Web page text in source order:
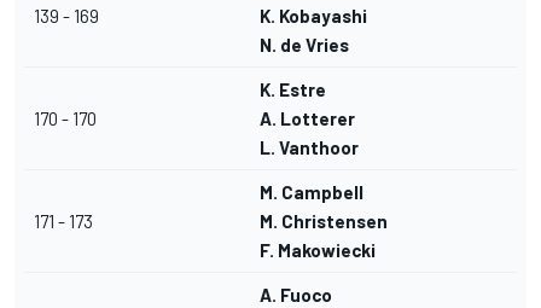
139 - 169
K. Kobayashi
N. de Vries
170 - 170
K. Estre
A. Lotterer
L. Vanthoor
171 - 173
M. Campbell
M. Christensen
F. Makowiecki
A. Fuoco